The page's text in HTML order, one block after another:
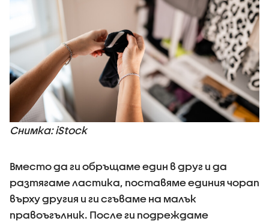
Снимка: iStock
Вместо да ги обръщаме един в друг и да
разтягаме ластика, поставяме единия чорап
върху другия и ги сгъваме на малък
правоъгълник. После ги подреждаме